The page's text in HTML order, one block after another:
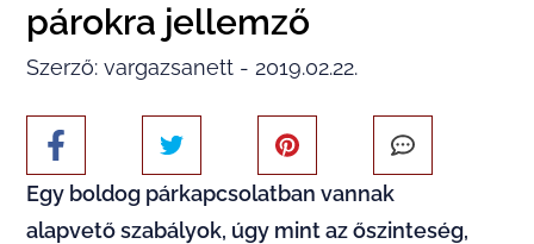
párokra jellemző
Szerző: vargazsanett - 2019.02.22.
Egy boldog párkapcsolatban vannak
alapvető szabályok, úgy mint az őszinteség,